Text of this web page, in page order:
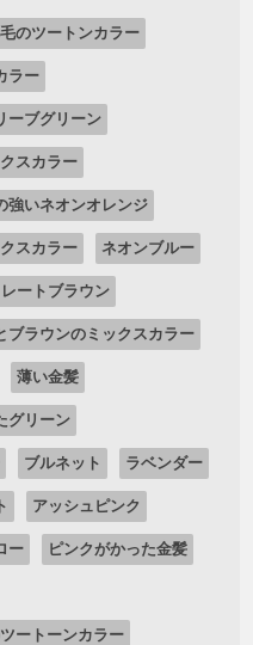
のツートンカラー
ラー
ーブグリーン
スカラー
強いネオンオレンジ
スカラー ネオンブルー
ートブラウン
ブラウンのミックスカラー
薄い金髪
グリーン
ブルネット ラベンダー
アッシュピンク
ー ピンクがかった金髪
ートーンカラー